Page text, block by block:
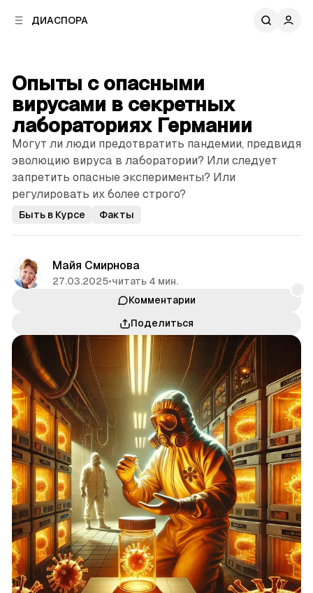
ДИАСПОРА
Опыты с опасными
вирусами в секретных
лабораториях Германии
Могут ли люди предотвратить пандемии, предвидя
эволюцию вируса в лаборатории? Или следует
запретить опасные эксперименты? Или
регулировать их более строго?
Быть в Курсе Факты
Майя Смирнова
27.03.2025•читать 4 мин.
Комментарии
Поделиться